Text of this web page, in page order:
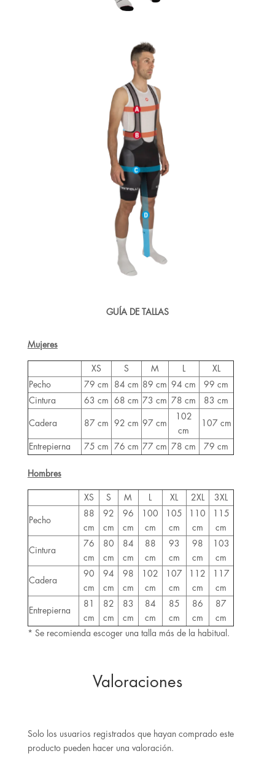
GUÍA DE TALLAS
Mujeres
XS S M
XL
Pecho
79 cm 84 cm 89 cm 94 cm
99 cm
Cintura
63 cm 68 cm 73 cm 78 cm 83 cm
Cadera 87 cm 92 cm 97 cm
102
cm
107 cm
Entrepierna 75 cm 76 cm 77 cm 78 cm 79 cm
Hombres
XS S M XL 2XL 3XL
Pecho
88
cm
92
cm
96
cm
100
cm
105
cm
110
cm
115
cm
Cintura
76
cm
80
cm
84
cm
88
cm
93
cm
98
cm
103
cm
Cadera
90
cm
94
cm
98
cm
102
cm
107
cm
112
cm
117
cm
Entrepierna
81
cm
82
cm
83
cm
84
cm
85
cm
86
cm
87
cm
* Se recomienda escoger una talla más de la habitual.
Valoraciones
Solo los usuarios registrados que hayan comprado este
producto pueden hacer una valoración.